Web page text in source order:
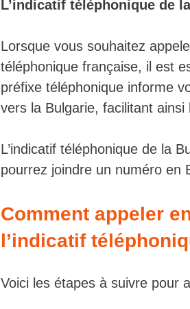
L’indicatif téléphonique de
Lorsque vous souhaitez
téléphonique française, il est
préfixe téléphonique informe
vers la Bulgarie, facilitant
L’indicatif téléphonique de la
pourrez joindre un numéro en
Comment appeler
l’indicatif
Voici les étapes à suivre pour